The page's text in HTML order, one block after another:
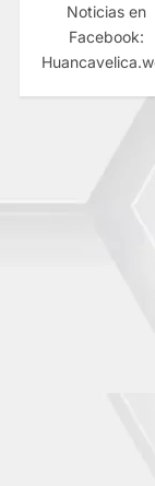
Noticias en
Facebook: